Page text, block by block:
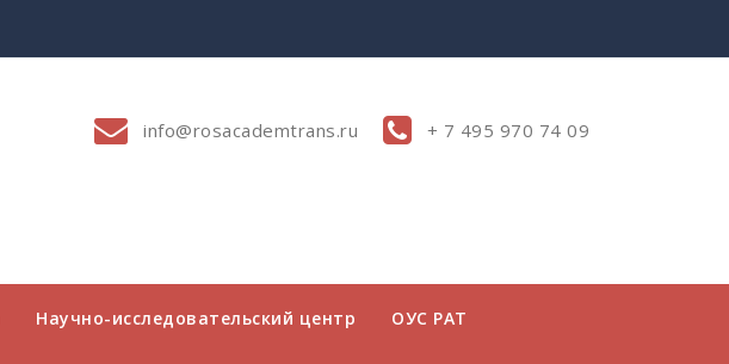
info@rosacademtrans.ru + 7 495 970 74 09
Научно-исследовательский центр ОУС РАТ